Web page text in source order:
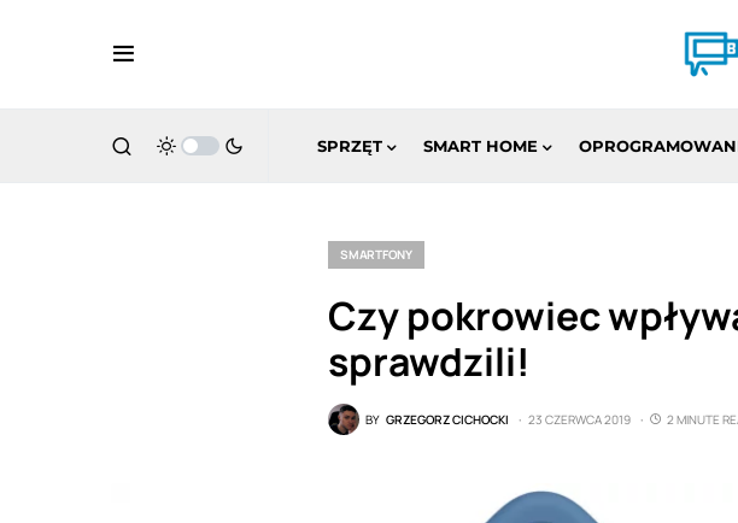
SPRZĘT SMART HOME
SMARTFONY
Czy pokrowiec
sprawdzili!
BY GRZEGORZ CICHOCKI 23 CZERWCA 2019 2 MINUTE